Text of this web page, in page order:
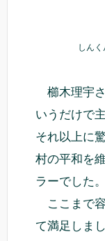
しんく
櫛木理宇
いうだけで
それ以上に
村の平和を
ラーでした。
ここまで
て満足しまし